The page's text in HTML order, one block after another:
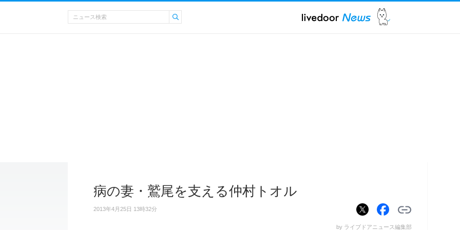
病の妻・鷲尾を支える仲村トオル
2013年4月25日 13時32分
by ライブドアニュース編集部